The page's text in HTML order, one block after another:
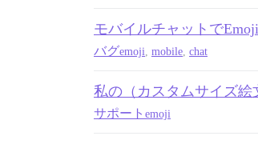
モバイルチャットで
バグemoji mobile chat
私の（カスタムサイズ絵
サポート emoji